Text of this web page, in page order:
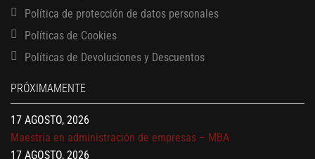
Política de protección de datos personales
Políticas de Cookies
Políticas de Devoluciones y Descuentos
PRÓXIMAMENTE
Finanzas para no financieros
17 AGOSTO, 2026
17 AGOSTO, 2026
Maestría en administración de empresas – MBA
17 AGOSTO, 2026